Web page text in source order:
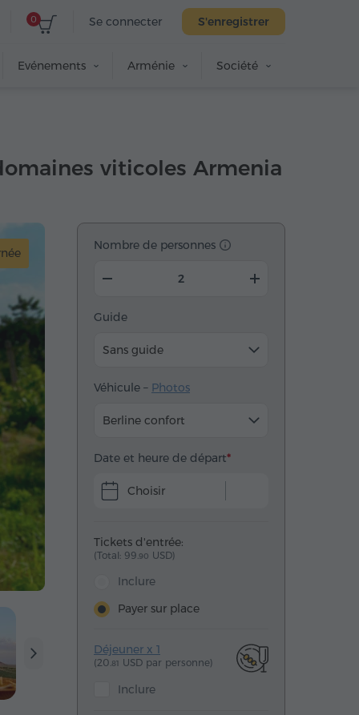
Se connecter S'enregistrer
0
Evénements Arménie Société
viticoles Armenia
Nombre de personnes
Guide
Sans guide
Véhicule – Photos
Berline confort
Date et heure de départ
Choisir
Tickets d'entrée:
(Total: 99.90 USD)
Inclure
Payer sur place
Déjeuner x 1
(20.81 USD par personne)
Inclure